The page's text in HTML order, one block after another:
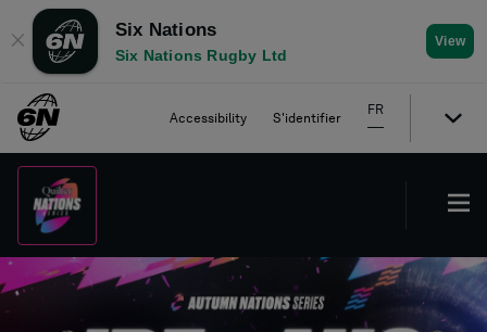
✕
Six Nations
Six Nations Rugby Ltd
View
Accessibility S'identifier
FR